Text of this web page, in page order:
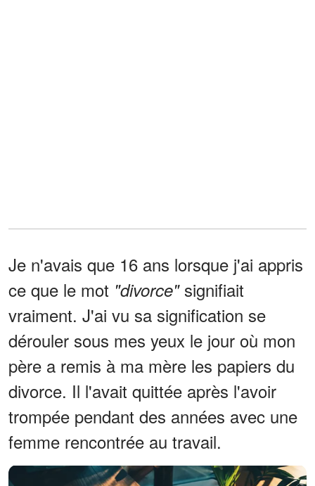
Je n'avais que 16 ans lorsque j'ai appris
ce que le mot "divorce"signifiait
vraiment. J'ai vu sa signification se
dérouler sous mes yeux le jour où mon
père a remis à ma mère les papiers du
divorce. Il l'avait quittée après l'avoir
trompée pendant des années avec une
femme rencontrée au travail.